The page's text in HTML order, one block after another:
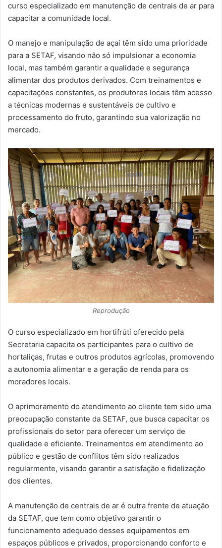
curso especializado em manutenção de centrais de ar para
capacitar a comunidade local.
O manejo e manipulação de açaí têm sido uma prioridade
para a SETAF, visando não só impulsionar a economia
local, mas também garantir a qualidade e segurança
alimentar dos produtos derivados. Com treinamentos e
capacitações constantes, os produtores locais têm acesso
a técnicas modernas e sustentáveis de cultivo e
processamento do fruto, garantindo sua valorização no
mercado.
Reprodução
O curso especializado em hortifrúti oferecido pela
Secretaria capacita os participantes para o cultivo de
hortaliças, frutas e outros produtos agrícolas, promovendo
a autonomia alimentar e a geração de renda para os
moradores locais.
O aprimoramento do atendimento ao cliente tem sido uma
preocupação constante da SETAF, que busca capacitar os
profissionais do setor para oferecer um serviço de
qualidade e eficiente. Treinamentos em atendimento ao
público e gestão de conflitos têm sido realizados
regularmente, visando garantir a satisfação e fidelização
dos clientes.
A manutenção de centrais de ar é outra frente de atuação
da SETAF, que tem como objetivo garantir o
funcionamento adequado desses equipamentos em
espaços públicos e privados, proporcionando conforto e